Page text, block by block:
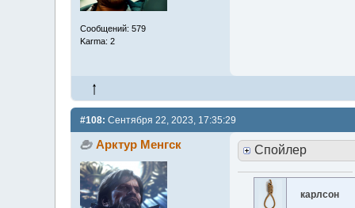
Сообщений: 579
Karma: 2
#108: Сентября 22, 2023, 17:35:29
Арктур Менгск Спойлер
карлсон